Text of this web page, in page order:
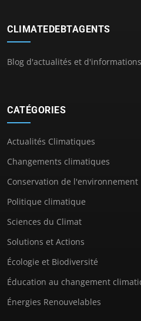
CLIMATEDEBTAGENTS
Blog d'actualités et d'informations
CATÉGORIES
Actualités Climatiques
Changements climatiques
Conservation de l'environnement
Politique climatique
Sciences du Climat
Solutions et Actions
Écologie et Biodiversité
Éducation au changement
Énergies Renouvelables